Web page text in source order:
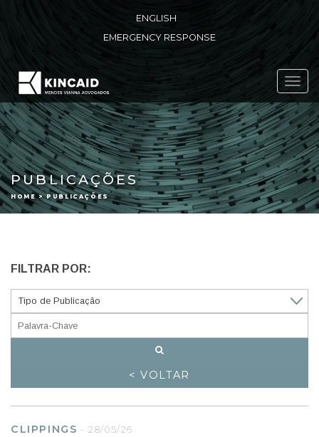
ENGLISH
EMERGENCY RESPONSE
PUBLICAÇÕES
HOME > PUBLICAÇÕES
FILTRAR POR:
< VOLTAR
CLIPPINGS - 28/05/26